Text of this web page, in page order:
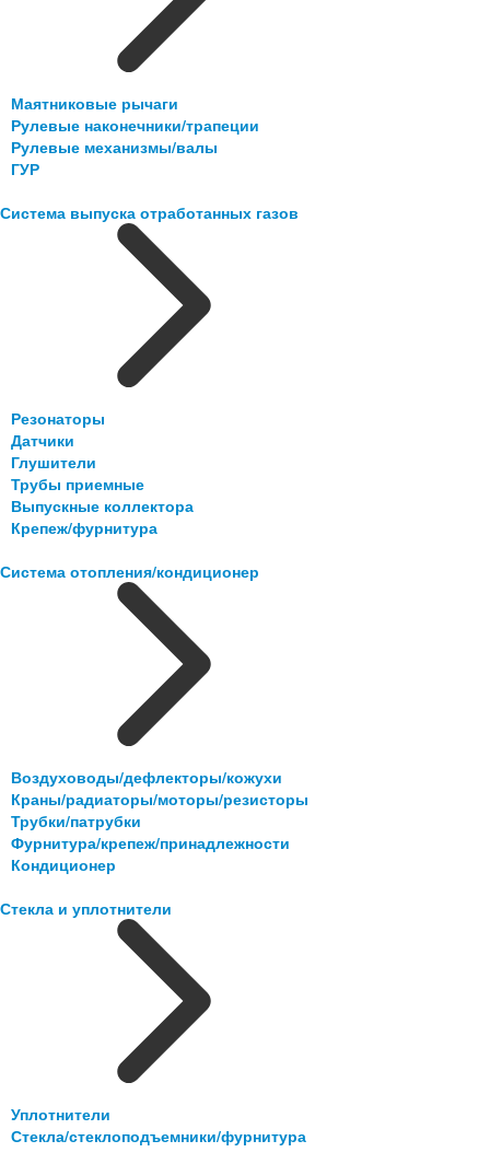
Маятниковые рычаги
Рулевые наконечники/трапеции
Рулевые механизмы/валы
ГУР
Система выпуска отработанных газов
Резонаторы
Датчики
Глушители
Трубы приемные
Выпускные коллектора
Крепеж/фурнитура
Система отопления/кондиционер
Воздуховоды/дефлекторы/кожухи
Краны/радиаторы/моторы/резисторы
Трубки/патрубки
Фурнитура/крепеж/принадлежности
Кондиционер
Стекла и уплотнители
Уплотнители
Стекла/стеклоподъемники/фурнитура